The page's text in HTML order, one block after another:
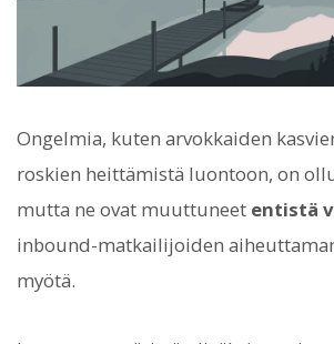
Ongelmia, kuten arvokkaiden
roskien heittämistä luontoon, on
mutta ne ovat muuttuneet entistä
inbound-matkailijoiden
myötä.